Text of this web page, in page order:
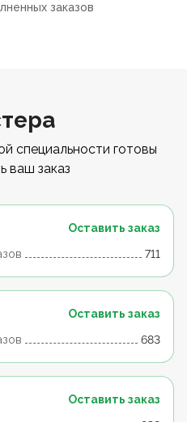
заказов
специальности готовы
ваш заказ
Оставить заказ
711
Оставить заказ
683
Оставить заказ